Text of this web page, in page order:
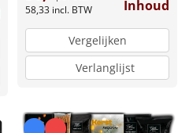
58,33 incl. BTW Inhoud
Vergelijken
Verlanglijst